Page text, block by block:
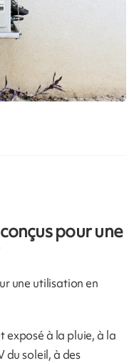
pour une
une utilisation en
exposé à la pluie, à la
du soleil, à des